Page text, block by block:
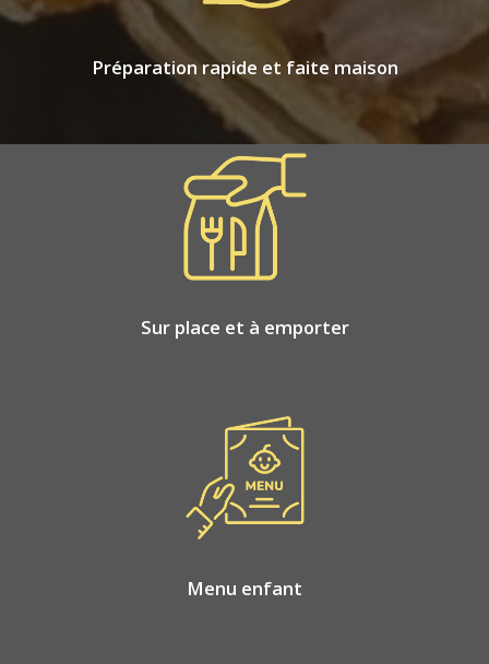
Préparation rapide et faite maison
Sur place et à emporter
Menu enfant